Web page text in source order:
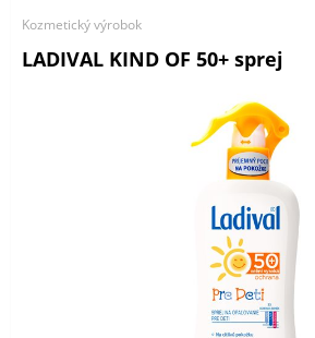
Kozmetický výrobok
LADIVAL KIND OF 50+ sprej